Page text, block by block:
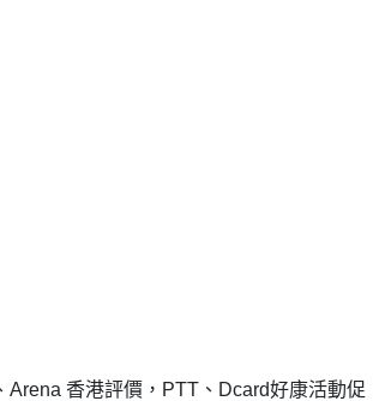
香港評價，PTT、Dcard好康活動促